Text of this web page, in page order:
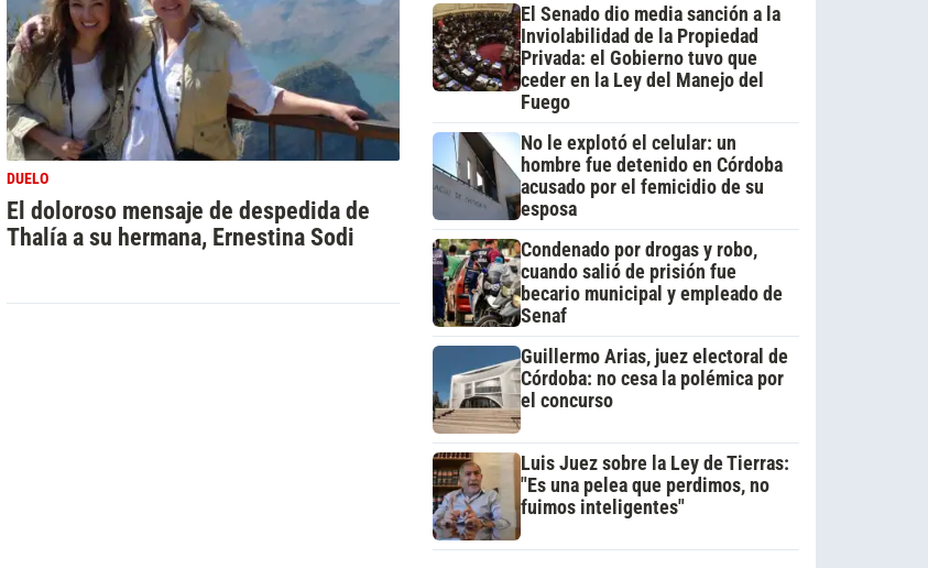
DUELO
El doloroso mensaje de despedida de
Thalía a su hermana, Ernestina Sodi
El Senado dio media sanción a la
Inviolabilidad de la Propiedad
Privada: el Gobierno tuvo que
ceder en la Ley del Manejo del
Fuego
No le explotó el celular: un
hombre fue detenido en Córdoba
acusado por el femicidio de su
esposa
Condenado por drogas y robo,
cuando salió de prisión fue
becario municipal y empleado de
Senaf
Guillermo Arias, juez electoral de
Córdoba: no cesa la polémica por
el concurso
Luis Juez sobre la Ley de Tierras:
"Es una pelea que perdimos, no
fuimos inteligentes"